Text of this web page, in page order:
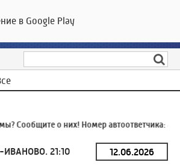
ГТРК «Ивтелерадио»
Сообщите о них! Номер автоответчика:8
ИВАНОВО. 21:10
в Google Play